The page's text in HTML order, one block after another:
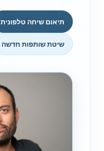
תיאום שיחה טלפונית
שיטת שותפות חדשה